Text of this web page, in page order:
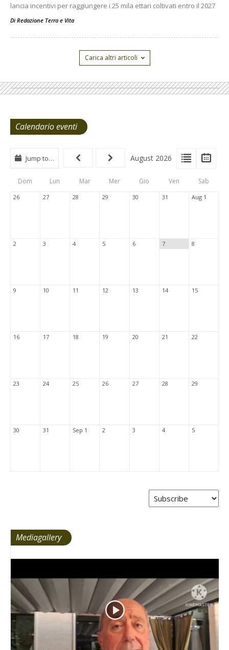
lancia incentivi per raggiungere i 25 mila ettari coltivati entro il 2027
Di Redazione Terra e Vita
Carica altri articoli
Calendario eventi
View
Type
Tabs
View
List
Jump to… August 2026
Dom Lun Mar Mer Gio Ven Sab
26 27 28 29 30 31 Aug 1
2 3 4 5 6 7 8
9 10 11 12 13 14 15
16 17 18 19 20 21 22
23 24 25 26 27 28 29
30 31 Sep 1 2 3 4 5
Mediagallery